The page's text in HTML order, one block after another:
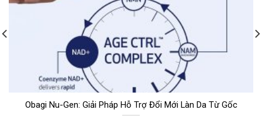
Obagi Nu-Gen: Giải Pháp Hỗ Trợ Đổi Mới Làn Da Từ Gốc